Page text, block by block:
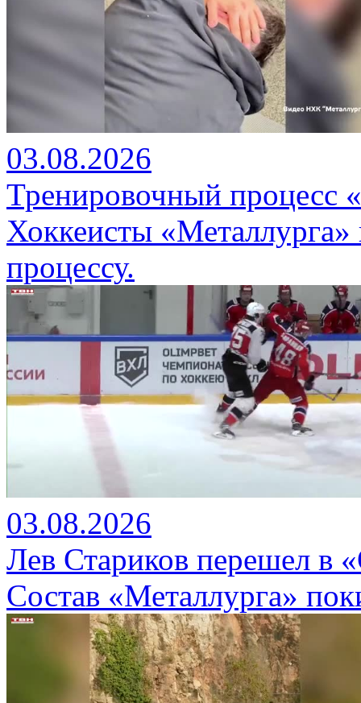
03.08.2026
Тренировочный процесс
Хоккеисты
процессу.
03.08.2026
Лев Стариков перешел в
Состав «Металлурга»